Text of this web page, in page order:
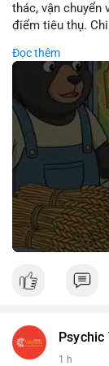
thác, vận chuyển
điểm tiêu thụ.
điều kiện địa
lâm nghiệp tối
🎥 Xem video
Nguồn: Cú
Đọc thêm
Psychic
1 h